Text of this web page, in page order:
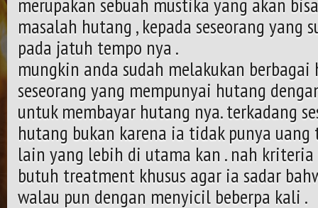
merupakan sebuah mustika yang akan
masalah hutang , kepada seseorang
pada jatuh tempo nya .
mungkin anda sudah melakukan
seseorang yang mempunyai hutang
untuk membayar hutang nya. terkadang
hutang bukan karena ia tidak punya
lain yang lebih di utama kan . nah
butuh treatment khusus agar ia sadar
walau pun dengan menyicil beberpa kali .